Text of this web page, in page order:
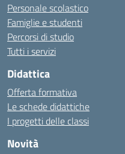
Personale scolastico
Famiglie e studenti
Percorsi di studio
Tutti i servizi
Didattica
Offerta formativa
Le schede didattiche
I progetti delle classi
Novità